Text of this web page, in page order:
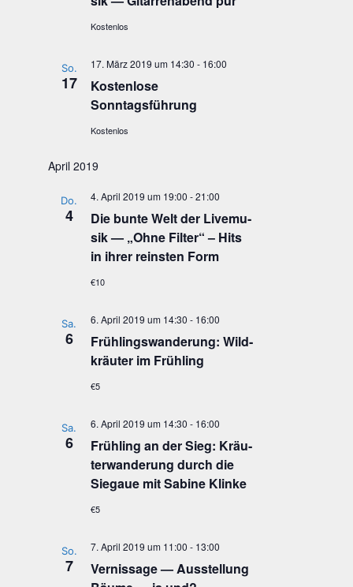
Kostenlos
So.
17
Kos­ten­lo­se
Sonntagsführung
17. März 2019 um 14:30 - 16:00
Kostenlos
April 2019
Do.
4
Die bun­te Welt der Live­mu­
sik — „Ohne Fil­ter“ – Hits
in ihrer reins­ten Form
4. April 2019 um 19:00 -21:00
€10
Sa.
6
Früh­lings­wan­de­rung: Wild­
kräu­ter im Frühling
6. April 2019 um 14:30 - 16:00
€5
Sa.
6
Früh­ling an der Sieg: Kräu­
t­er­wan­de­rung durch die
Sie­gaue mit Sabi­ne Klinke
6. April 2019 um 14:30 - 16:00
€5
So.
7
Ver­nis­sa­ge — Aus­stel­lung
7. April 2019 um 11:00 - 13:00